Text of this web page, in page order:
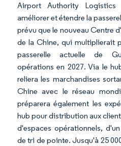
Airport Authority
améliorer et étendre la
prévu que le nouveau Centre
de la Chine, qui multiplierait
passerelle actuelle de
opérations en 2027. Via le
reliera les marchandises
Chine avec le réseau
préparera également les
hub pour distribution aux
d'espaces opérationnels,
de tri de pointe. Jusqu'à 25